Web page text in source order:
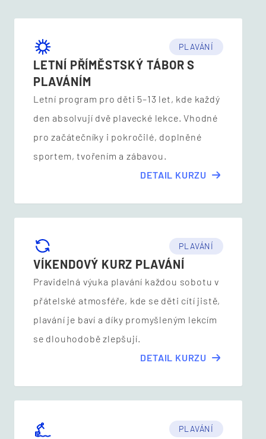
PLAVÁNÍ
LETNÍ PŘÍMĚSTSKÝ TÁBOR S
PLAVÁNÍM
Letní program pro děti 5–13 let, kde každý
den absolvují dvě plavecké lekce. Vhodné
pro začátečníky i pokročilé, doplněné
sportem, tvořením a zábavou.
DETAIL KURZU
PLAVÁNÍ
VÍKENDOVÝ KURZ PLAVÁNÍ
Pravidelná výuka plavání každou sobotu v
přátelské atmosféře, kde se děti cítí jistě,
plavání je baví a díky promyšleným lekcím
se dlouhodobě zlepšují.
DETAIL KURZU
PLAVÁNÍ